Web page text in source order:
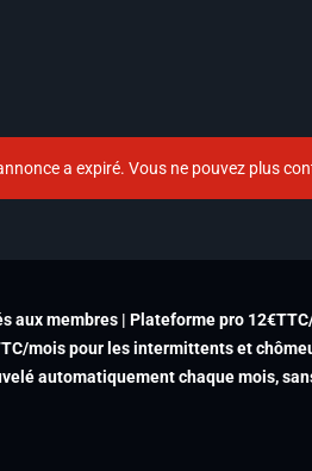
a expiré. Vous ne pouvez plus
aux membres | Plateforme pro
mois pour les intermittents et
automatiquement chaque mois,